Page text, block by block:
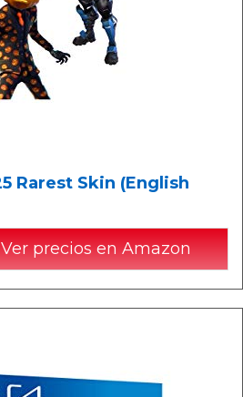
Rarest Skin (English
precios en Amazon